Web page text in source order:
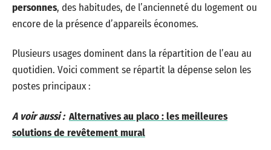
personnes, des habitudes, de l’ancienneté du logement ou
encore de la présence d’appareils économes.
Plusieurs usages dominent dans la répartition de l’eau au
quotidien. Voici comment se répartit la dépense selon les
postes principaux :
A voir aussi : Alternatives au placo : les meilleures
solutions de revêtement mural